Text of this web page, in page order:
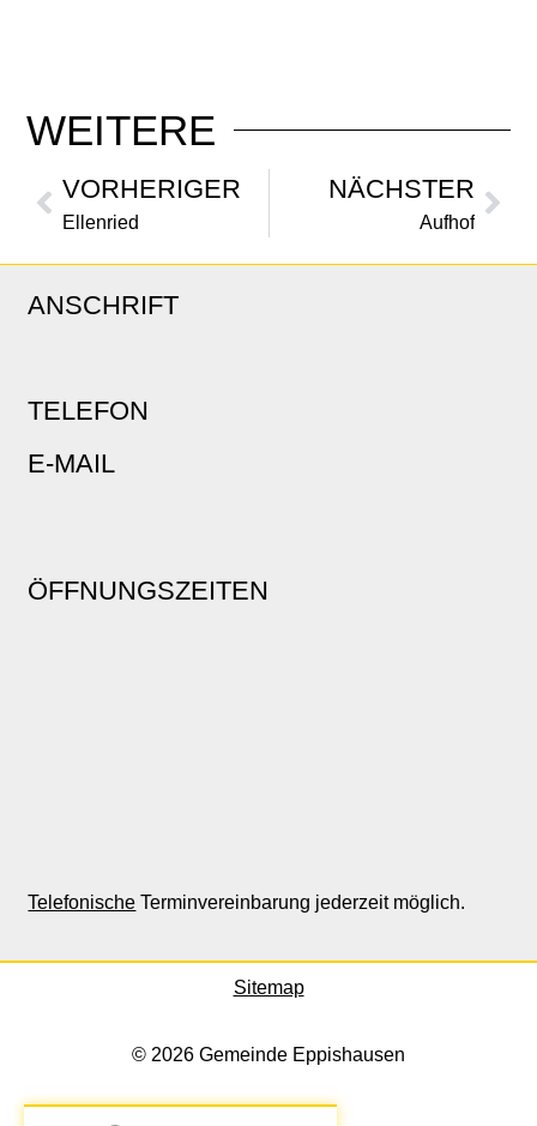
WEITERE
VORHERIGER
Ellenried
NÄCHSTER
Aufhof
ANSCHRIFT
TELEFON
E-MAIL
ÖFFNUNGSZEITEN
Telefonische Terminvereinbarung jederzeit möglich.
Sitemap
© 2026 Gemeinde Eppishausen